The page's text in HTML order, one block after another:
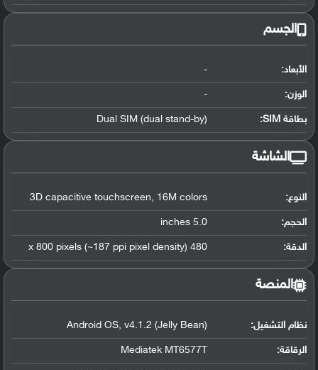
الجسم
الأبعاد: -
الوزن: -
بطاقة SIM: Dual SIM (dual stand-by)
الشاشة
النوع: 3D capacitive touchscreen, 16M colors
الحجم: 5.0 inches
الدقة: 480 x 800 pixels (~187 ppi pixel density)
المنصة
نظام التشغيل:
Android OS, v4.1.2 (Jelly Bean)
الرقاقة:
Mediatek MT6577T